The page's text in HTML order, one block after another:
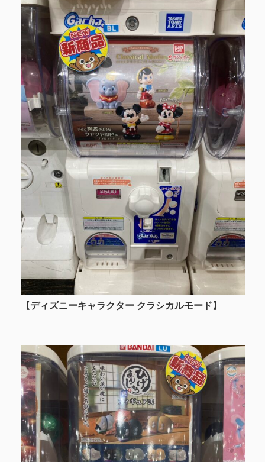
【ディズニーキャラクター クラシカルモード 】